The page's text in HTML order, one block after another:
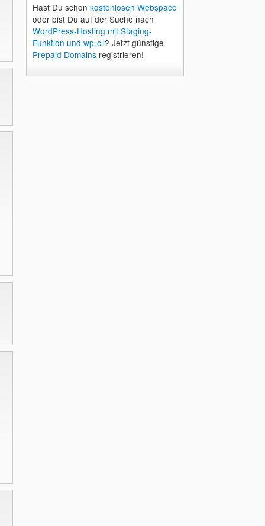
Hast Du schon kostenlosen Webspace
oder bist Du auf der Suche nach
WordPress-Hosting mit Staging-
Funktion und wp-cli? Jetzt günstige
Prepaid Domainsregistrieren!